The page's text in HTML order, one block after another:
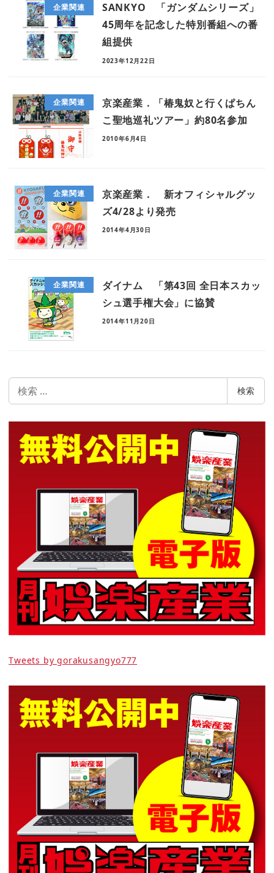
企業関連
SANKYO 「ガンダムシリーズ」
45周年を記念した特別番組への番
組提供
2023年12月22日
企業関連
京楽産業．「椿鬼奴と行くぱちん
こ聖地巡礼ツアー」約80名参加
2010年6月4日
企業関連
京楽産業． 新オフィシャルグッ
ズ4/28より発売
2014年4月30日
企業関連
ダイナム 「第43回 全日本スカッ
シュ選手権大会」に協賛
2014年11月20日
索
検索
Tweets by gorakusangyo777